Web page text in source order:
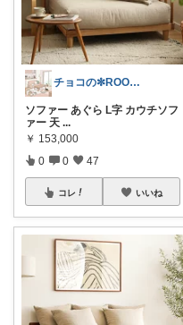
チョコの✼ROOM✼
ソファー あぐら L字 カウチソフ
ァー 天 ...
￥ 153,000
0 0 47
コレ いいね